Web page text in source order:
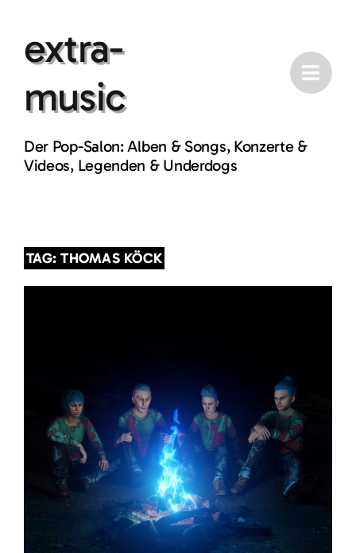
contentextra-
music
Der Pop-Salon: Alben & Songs, Konzerte &
Videos, Legenden & Underdogs
TAG: THOMAS KÖCK